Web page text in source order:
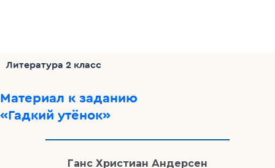
Литература 2 класс
Материал к заданию
«Гадкий утёнок»
Ганс Христиан Андерсен